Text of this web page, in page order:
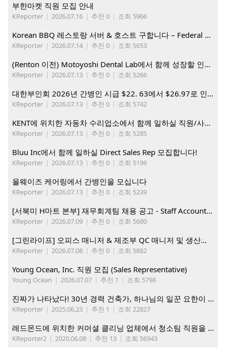
부한마켓 직원 모집 안내
KReporter | 2026.07.16 | 추천 0 | 조회 5966
Korean BBQ 레스토랑 서버 & 호스트 구합니다 – Federal Way & Tacoma $45-$60/hr (server), $21-23/hr (Host)
KReporter | 2026.07.14 | 추천 0 | 조회 5653
(Renton 이전) Motoyoshi Dental Lab에서 함께 성장할 인재를 모십니다.
KReporter | 2026.07.13 | 추천 0 | 조회 5266
대한부인회 2026년 간병인 시급 $22. 63에서 $26.97로 인상. 지금 간병인들을 모집합니다
KReporter | 2026.07.13 | 추천 0 | 조회 5742
KENT에 위치한 자동차 수리업소에서 함께 일하실 직원/사무직원 구합니다.
KReporter | 2026.07.13 | 추천 0 | 조회 5285
Bluu Inc에서 함께 일하실 Direct Sales Rep 모집합니다!
KReporter | 2026.07.13 | 추천 0 | 조회 5196
올웨이즈 케어링에서 간병인을 모십니다
KReporter | 2026.07.13 | 추천 0 | 조회 5239
[서북미 H마트 본부] 재무회계팀 채용 공고 - Staff Accountant
KReporter | 2026.07.09 | 추천 0 | 조회 5680
[그린라이프] 오피스 매니저 & 제조부 QC 매니저 및 생산직, 웨어하우스 직원 모집
KReporter | 2026.07.08 | 추천 0 | 조회 5882
Young Ocean, Inc. 직원 모집 (Sales Representative)
Young Ocean | 2026.07.07 | 추천 1 | 조회 5798
진짜가 나타났다! 30년 경력 건축가, 하나님의 일꾼 요한이 책임 시공합니다.
KReporter | 2025.06.23 | 추천 1 | 조회 22827
레드몬드에 위치한 커머셜 클리닝 업체에서 청소팀 직원을 모집합니다.
KReporter2 | 2020.06.08 | 추천 13 | 조회 56943